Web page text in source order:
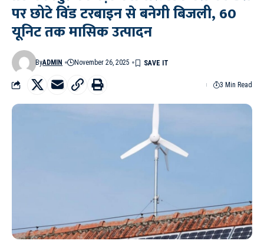
पर छोटे विंड टरबाइन से बनेगी बिजली, 60
यूनिट तक मासिक उत्पादन
ByADMIN November 26, 2025
3 Min Read